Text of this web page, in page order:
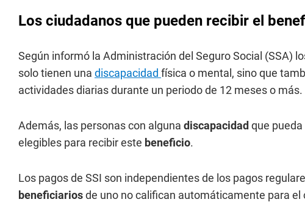
Los ciudadanos que pueden recibir el
Según informó la Administración del Seguro Social (SSA)
solo tienen una discapacidad física o mental, sino que
actividades diarias durante un periodo de 12 meses o más.
Además, las personas con alguna discapacidad que
elegibles para recibir este beneficio.
Los pagos de SSI son independientes de los pagos
beneficiariosde uno no califican automáticamente para el